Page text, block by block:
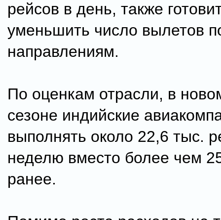
рейсов в день, также
уменьшить число вылетов
направлениям.
По оценкам отрасли, в
сезоне индийские
выполнять около 22,6 тыс.
неделю вместо более чем
ранее.